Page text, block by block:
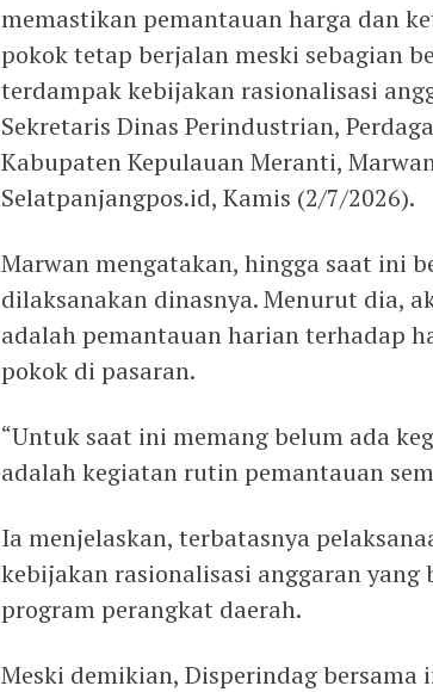
memastikan pemantauan harga dan
pokok tetap berjalan meski sebagian
terdampak kebijakan rasionalisasi
Sekretaris Dinas Perindustrian,
Kabupaten Kepulauan Meranti,
Selatpanjangpos.id, Kamis (2/7/2026).
Marwan mengatakan, hingga saat ini
dilaksanakan dinasnya. Menurut dia,
adalah pemantauan harian terhadap
pokok di pasaran.
“Untuk saat ini memang belum ada
adalah kegiatan rutin pemantauan
Ia menjelaskan, terbatasnya
kebijakan rasionalisasi anggaran yang
program perangkat daerah.
Meski demikian, Disperindag